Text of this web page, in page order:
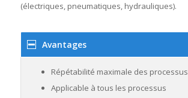
(électriques, pneumatiques, hydrauliques).
Avantages
Répétabilité maximale des processus
Applicable à tous les processus